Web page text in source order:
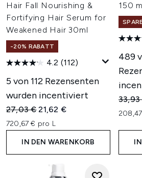
Hair Fall Nourishing &
Fortifying Hair Serum for
Weakened Hair 30ml
-20% RABATT
4.2 (112)
5 von 112 Rezensenten
wurden incentiviert
Unverbindliche Preisempfehlung:
27,03 €Aktueller Preis:
21,62 €
720,67 € pro L
IN DEN WARENKORB
150
489